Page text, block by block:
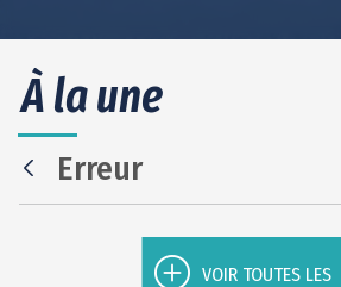
À la une
Erreur
VOIR TOUTES LES